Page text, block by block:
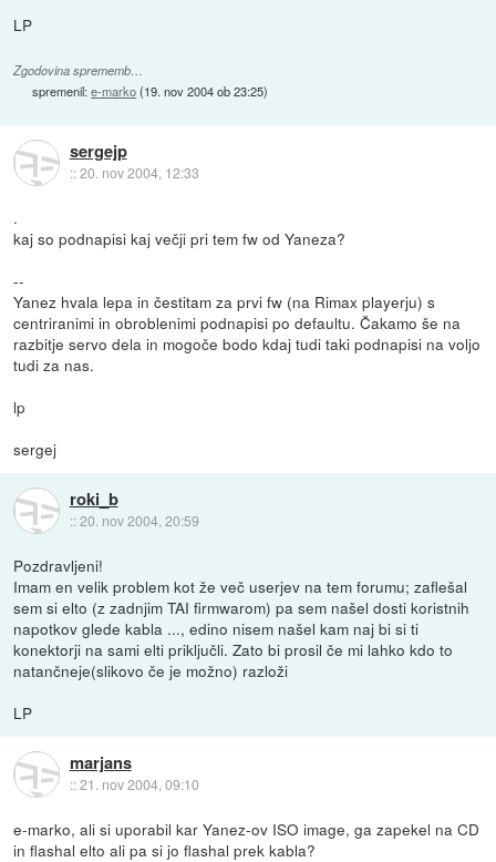
LP
Zgodovina sprememb…
spremenil:e-marko(19. nov 2004 ob 23:25)
sergejp
::20. nov 2004, 12:33
.
kaj so podnapisi kaj večji pri tem fw od Yaneza?
--
Yanez hvala lepa in čestitam za prvi fw (na Rimax playerju) s
centriranimi in obroblenimi podnapisi po defaultu. Čakamo še na
razbitje servo dela in mogoče bodo kdaj tudi taki podnapisi na voljo
tudi za nas.
lp
sergej
roki_b
::20. nov 2004, 20:59
Pozdravljeni!
Imam en velik problem kot že več userjev na tem forumu; zaflešal
sem si elto (z zadnjim TAI firmwarom) pa sem našel dosti koristnih
napotkov glede kabla ..., edino nisem našel kam naj bi si ti
konektorji na sami elti priključli. Zato bi prosil če mi lahko kdo to
natančneje(slikovo če je možno) razloži
LP
marjans
::21. nov 2004, 09:10
e-marko, ali si uporabil kar Yanez-ov ISO image, ga zapekel na CD
in flashal elto ali pa si jo flashal prek kabla?